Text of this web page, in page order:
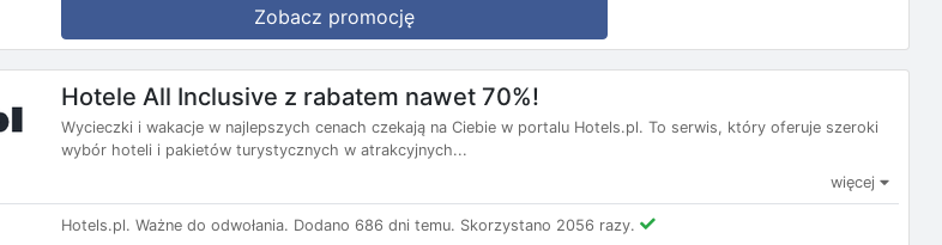
Zobacz promocję
Hotele All Inclusive z rabatem nawet 70%!
Wycieczki i wakacje w najlepszych cenach czekają na Ciebie w portalu Hotels.pl. To serwis, który oferuje szeroki
wybór hoteli i pakietów turystycznych w atrakcyjnych...
więcej
Hotels.pl. Ważne do odwołania. Dodano 686 dni temu. Skorzystano 2056 razy.